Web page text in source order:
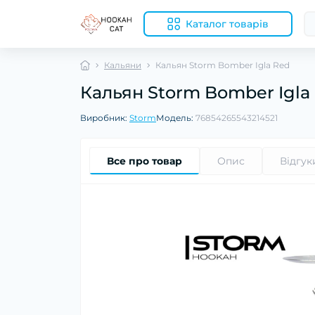
Каталог товарів
Кальяни Кальян Storm Bomber Igla Red
Кальян Storm Bomber Igla
Виробник: StormМодель: 76854265543214521
Все про товар Опис